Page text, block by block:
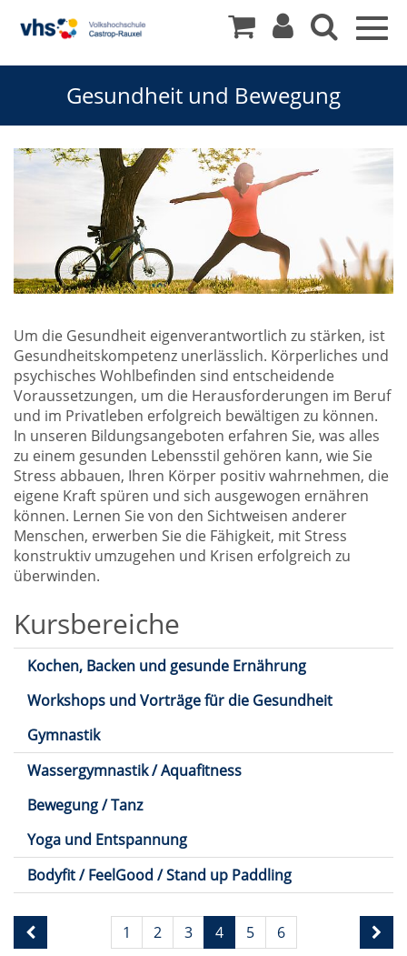
Gesundheit und Bewegung
Gesundheit
und
Bewegung
Um die Gesundheit eigenverantwortlich zu stärken, ist
Gesundheitskompetenz unerlässlich. Körperliches und
psychisches Wohlbefinden sind entscheidende
Voraussetzungen, um die Herausforderungen im Beruf
und im Privatleben erfolgreich bewältigen zu können.
In unseren Bildungsangeboten erfahren Sie, was alles
zu einem gesunden Lebensstil gehören kann, wie Sie
Stress abbauen, Ihren Körper positiv wahrnehmen, die
eigene Kraft spüren und sich ausgewogen ernähren
können. Lernen Sie von den Sichtweisen anderer
Menschen, erwerben Sie die Fähigkeit, mit Stress
konstruktiv umzugehen und Krisen erfolgreich zu
überwinden.
Kursbereiche
Kochen, Backen und gesunde Ernährung
Workshops und Vorträge für die Gesundheit
Gymnastik
Wassergymnastik / Aquafitness
Bewegung / Tanz
Yoga und Entspannung
Bodyfit / FeelGood / Stand up Paddling
Seite
4
1 2 3 4 5 6